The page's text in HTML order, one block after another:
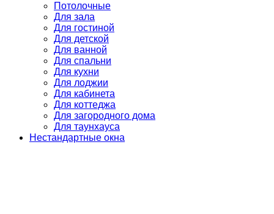
Потолочные
Для зала
Для гостиной
Для детской
Для ванной
Для спальни
Для кухни
Для лоджии
Для кабинета
Для коттеджа
Для загородного дома
Для таунхауса
Нестандартные окна